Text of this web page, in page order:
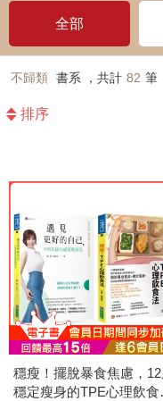
全部
不歸類 書系 ，共計 82 筆
排序
穩瘦！擺脫暴食焦慮，12
穩定瘦身的TPE心理飲食